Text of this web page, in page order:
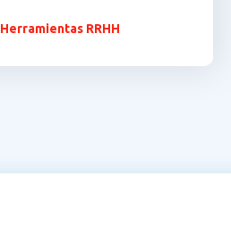
Herramientas RRHH